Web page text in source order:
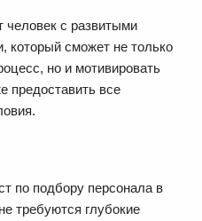
человек с развитыми
который сможет не только
но и мотивировать
предоставить все
по подбору персонала в
требуются глубокие